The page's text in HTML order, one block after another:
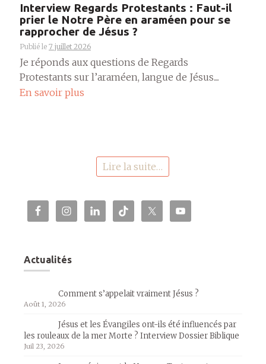
Interview Regards Protestants : Faut-il
prier le Notre Père en araméen pour se
rapprocher de Jésus ?
Publié le 7 juillet 2026
Je réponds aux questions de Regards
Protestants sur l’araméen, langue de Jésus....
En savoir plus
Lire la suite…
Actualités
Comment s’appelait vraiment Jésus ?
Août 1, 2026
Jésus et les Évangiles ont-ils été influencés par
les rouleaux de la mer Morte ? Interview Dossier Biblique
Juil 23, 2026